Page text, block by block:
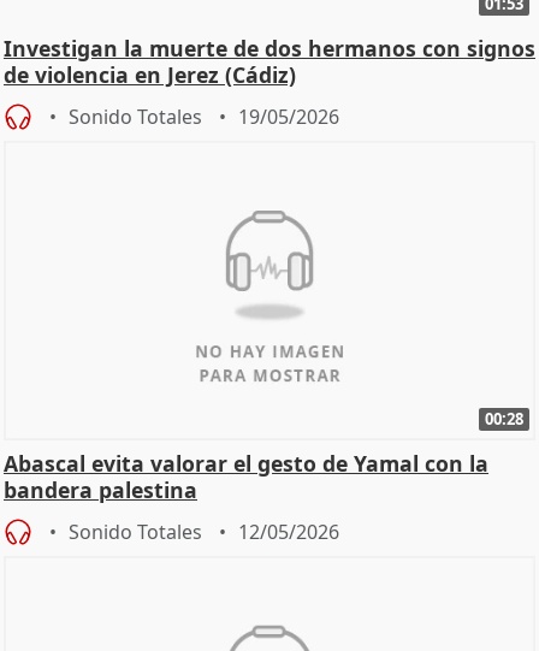
Investigan la muerte de dos hermanos con signos
de violencia en Jerez (Cádiz)
Sonido Totales 19/05/2026
00:28
Abascal evita valorar el gesto de Yamal con la
bandera palestina
Sonido Totales 12/05/2026